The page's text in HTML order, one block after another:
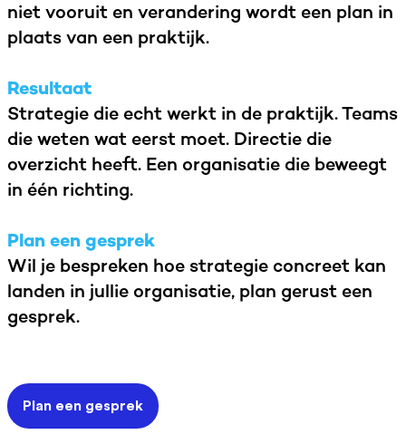
niet vooruit en verandering wordt een plan in
plaats van een praktijk.
Resultaat
Strategie die echt werkt in de praktijk. Teams
die weten wat eerst moet. Directie die
overzicht heeft. Een organisatie die beweegt
in één richting.
Plan een gesprek
Wil je bespreken hoe strategie concreet kan
landen in jullie organisatie, plan gerust een
gesprek.
Plan een gesprek